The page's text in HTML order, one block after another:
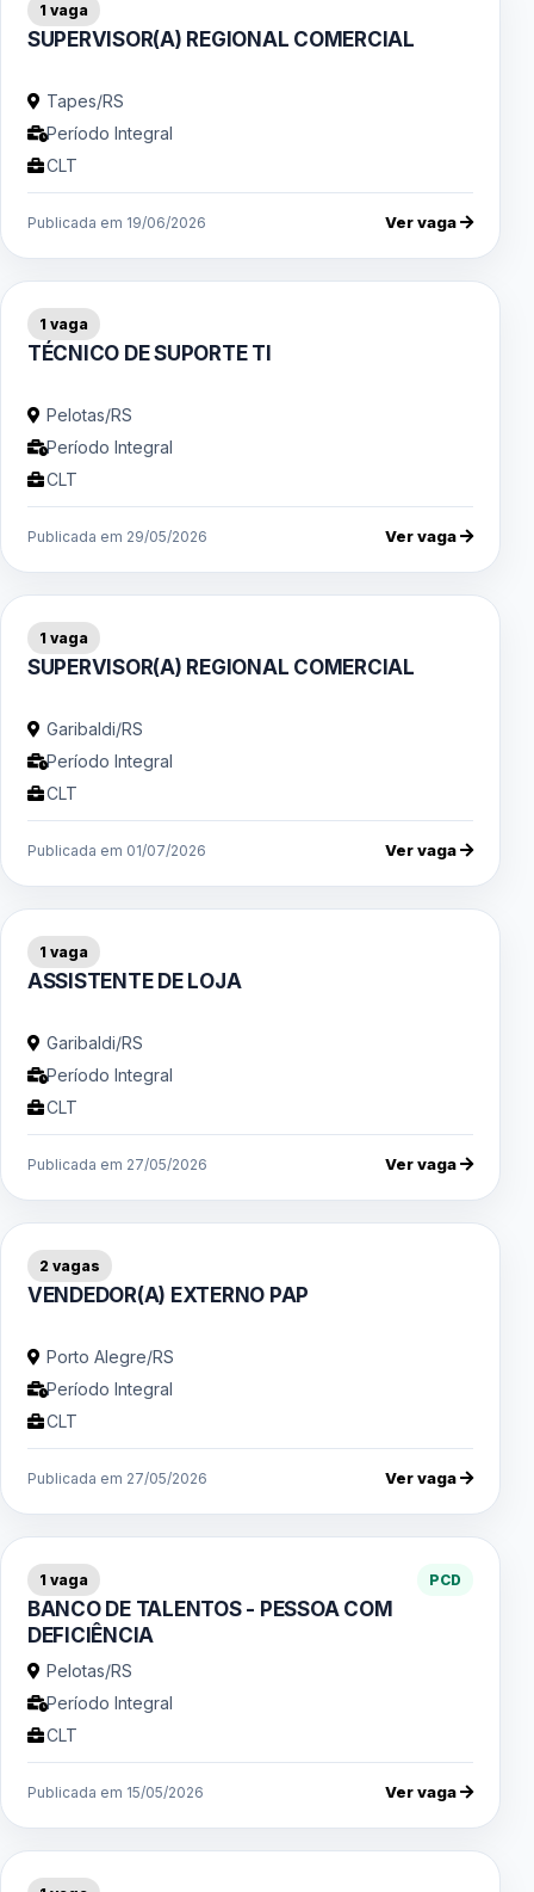
1 vaga
SUPERVISOR(A) REGIONAL COMERCIAL
Tapes/RS
Período Integral
CLT
Publicada em 19/06/2026 Ver vaga
1 vaga
TÉCNICO DE SUPORTE TI
Pelotas/RS
Período Integral
CLT
Publicada em 29/05/2026 Ver vaga
1 vaga
SUPERVISOR(A) REGIONAL COMERCIAL
Garibaldi/RS
Período Integral
CLT
Publicada em 01/07/2026 Ver vaga
1 vaga
ASSISTENTE DE LOJA
Garibaldi/RS
Período Integral
CLT
Publicada em 27/05/2026 Ver vaga
2 vagas
VENDEDOR(A) EXTERNO PAP
Porto Alegre/RS
Período Integral
CLT
Publicada em 27/05/2026 Ver vaga
1 vaga PCD
BANCO DE TALENTOS - PESSOA COM
DEFICIÊNCIA
Pelotas/RS
Período Integral
CLT
Publicada em 15/05/2026 Ver vaga